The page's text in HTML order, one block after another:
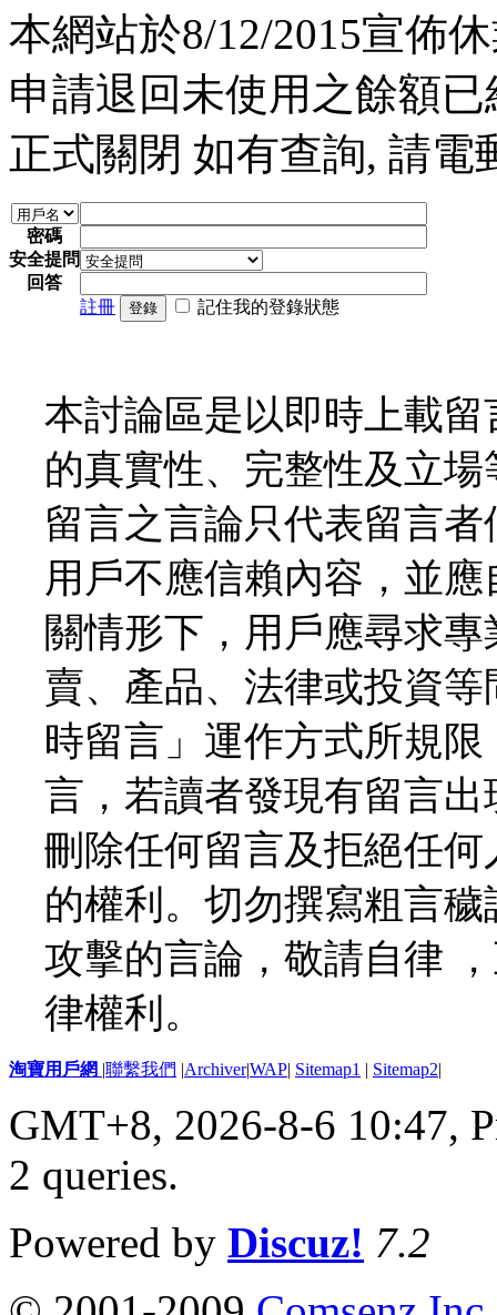
本網站於8/12/2015宣佈
申請退回未使用之餘額
正式關閉 如有查詢, 請電
密碼
安全提問
回答
註冊
登錄 記住我的登錄狀態
本討論區是以即時上載
的真實性、完整性及立
留言之言論只代表留言
用戶不應信賴內容，並
關情形下，用戶應尋求
賣、產品、法律或投資
時留言」運作方式所規
言，若讀者發現有留言
刪除任何留言及拒絕任
的權利。切勿撰寫粗言
攻擊的言論，敬請自律
律權利。
淘寶用戶網 |聯繫我們 |Archiver|WAP| Sitemap1 | Sitemap2|
GMT+8, 2026-8-6 10:47,
2 queries.
Powered by Discuz! 7.2